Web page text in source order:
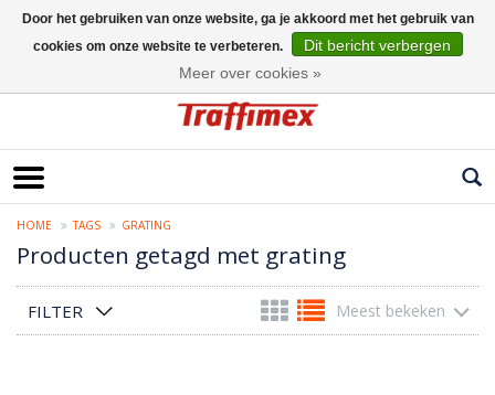
HOME TAGS GRATING
Producten getagd met grating
FILTER Meest bekeken
Door het gebruiken van onze website, ga je akkoord met het gebruik van
cookies om onze website te verbeteren.
Dit bericht verbergen
Meer over cookies »